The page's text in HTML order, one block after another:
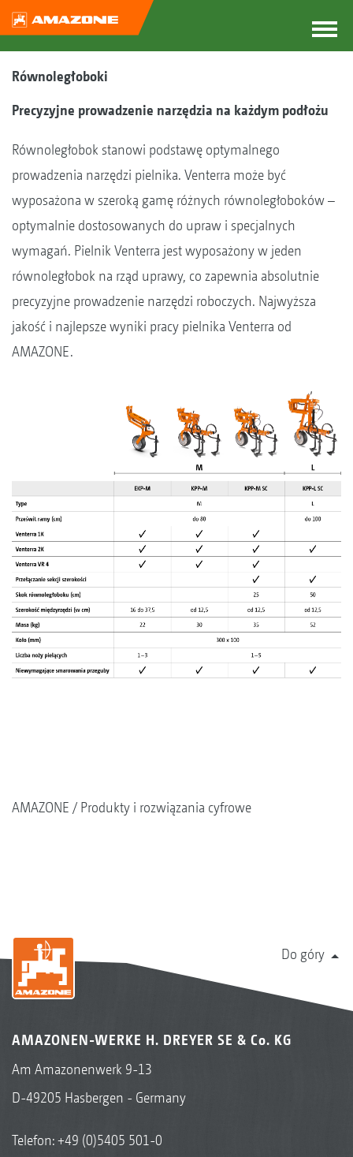
Równoległoboki
Precyzyjne prowadzenie narzędzia na każdym podłożu
Równoległobok stanowi podstawę optymalnego
prowadzenia narzędzi pielnika. Venterra może być
wyposażona w szeroką gamę różnych równoległoboków –
optymalnie dostosowanych do upraw i specjalnych
wymagań. Pielnik Venterra jest wyposażony w jeden
równoległobok na rząd uprawy, co zapewnia absolutnie
precyzyjne prowadzenie narzędzi roboczych. Najwyższa
jakość i najlepsze wyniki pracy pielnika Venterra od
AMAZONE.
AMAZONE Produkty i rozwiązania cyfrowe
Do góry
AMAZONEN-WERKE H. DREYER SE & Co. KG
Am Amazonenwerk 9-13
D-49205 Hasbergen - Germany
Telefon:+49 (0)5405 501-0